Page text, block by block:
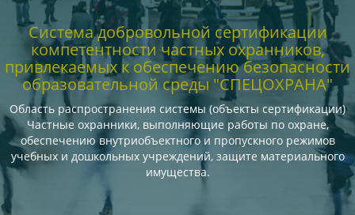
Система добровольной сертификации
компетентности частных охранников,
привлекаемых к обеспечению безопасности
образовательной среды "СПЕЦОХРАНА"
Область распространения системы (объекты сертификации)
Частные охранники, выполняющие работы по охране,
обеспечению внутриобъектного и пропускного режимов
учебных и дошкольных учреждений, защите материального
имущества.